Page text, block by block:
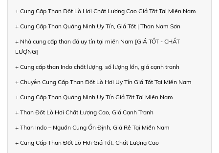
+ Cung Cấp Than Đốt Lò Hơi Chất Lượng Cao Giá Tốt Tại Miền Nam
+ Cung Cấp Than Quảng Ninh Uy Tín, Giá Tốt | Than Nam Sơn
+ Nhà cung cấp than đá uy tín tại miền Nam [GIÁ TỐT - CHẤT
LƯỢNG]
+ Cung cấp than Indo chất lượng, số lượng lớn, giá cạnh tranh
+ Chuyên Cung Cấp Than Đốt Lò Hơi Uy Tín Giá Tốt Tại Miền Nam
+ Cung Cấp Than Quảng Ninh Uy Tín Giá Tốt Tại Miền Nam
+ Than Đốt Lò Hơi Chất Lượng Cao, Giá Cạnh Tranh
+ Than Indo – Nguồn Cung Ổn Định, Giá Rẻ Tại Miền Nam
+ Cung Cấp Than Đốt Lò Hơi Giá Tốt, Chất Lượng Cao